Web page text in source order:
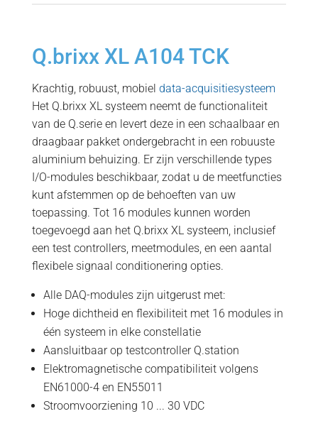
Q.brixx XL A104 TCK
Krachtig, robuust, mobiel data-acquisitiesysteem
Het Q.brixx XL systeem neemt de functionaliteit
van de Q.serie en levert deze in een schaalbaar en
draagbaar pakket ondergebracht in een robuuste
aluminium behuizing. Er zijn verschillende types
I/O-modules beschikbaar, zodat u de meetfuncties
kunt afstemmen op de behoeften van uw
toepassing. Tot 16 modules kunnen worden
toegevoegd aan het Q.brixx XL systeem, inclusief
een test controllers, meetmodules, en een aantal
flexibele signaal conditionering opties.
Alle DAQ-modules zijn uitgerust met:
Hoge dichtheid en flexibiliteit met 16 modules in
één systeem in elke constellatie
Aansluitbaar op testcontroller Q.station
Elektromagnetische compatibiliteit volgens
EN61000-4 en EN55011
Stroomvoorziening 10 ... 30 VDC